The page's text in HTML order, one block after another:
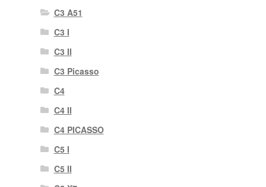
C3 A51
C3 I
C3 II
C3 Picasso
C4
C4 II
C4 PICASSO
C5 I
C5 II